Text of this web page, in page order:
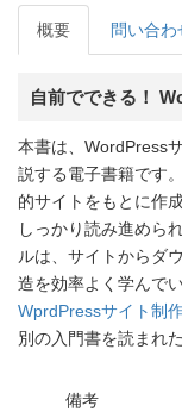
概要 問い合わ
自前でできる！
本書は、WordPress
説する電子書籍です
的サイトをもとに作
しっかり読み進めら
ルは、サイトからダ
造を効率よく学んで
WprdPressサイト制
別の入門書を読まれ
備考